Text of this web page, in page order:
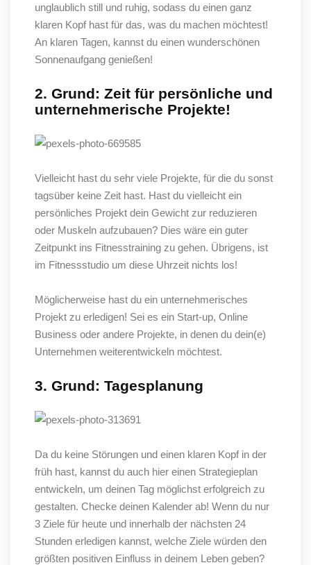
unglaublich still und ruhig, sodass du einen ganz
klaren Kopf hast für das, was du machen möchtest!
An klaren Tagen, kannst du einen wunderschönen
Sonnenaufgang genießen!
2. Grund: Zeit für persönliche und
unternehmerische Projekte!
Vielleicht hast du sehr viele Projekte, für die du sonst
tagsüber keine Zeit hast. Hast du vielleicht ein
persönliches Projekt dein Gewicht zur reduzieren
oder Muskeln aufzubauen? Dies wäre ein guter
Zeitpunkt ins Fitnesstraining zu gehen. Übrigens, ist
im Fitnessstudio um diese Uhrzeit nichts los!
Möglicherweise hast du ein unternehmerisches
Projekt zu erledigen! Sei es ein Start-up, Online
Business oder andere Projekte, in denen du dein(e)
Unternehmen weiterentwickeln möchtest.
3. Grund: Tagesplanung
Da du keine Störungen und einen klaren Kopf in der
früh hast, kannst du auch hier einen Strategieplan
entwickeln, um deinen Tag möglichst erfolgreich zu
gestalten. Checke deinen Kalender ab! Wenn du nur
3 Ziele für heute und innerhalb der nächsten 24
Stunden erledigen kannst, welche Ziele würden den
größten positiven Einfluss in deinem Leben geben?